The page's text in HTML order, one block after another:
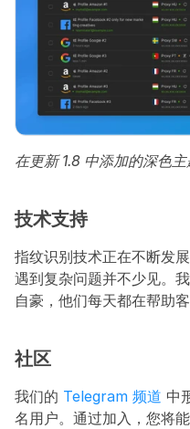
在更新 1.8 中添加的深色主
技术支持
指纹识别技术正在不断发
遇到复杂问题并不少见。
自豪，他们每天都在帮助
社区
我们的 Telegram 频道 中
名用户。通过加入，您将